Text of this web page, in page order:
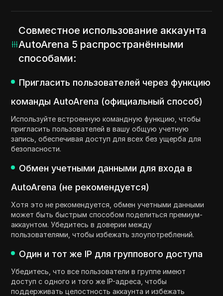
Совместное использование аккаунта
AutoArena 5 распространёнными
способами:
Пригласить пользователей через функцию
команды AutoArena (официальный способ)
Используйте встроенную командную функцию, чтобы
пригласить пользователей в вашу общую учетную
запись, обеспечивая доступ для всех без ущерба для
безопасности.
Обмен учетными данными для входа в
AutoArena (не рекомендуется)
Хотя это не рекомендуется, обмен учетными данными
может быть быстрым способом поделиться премиум-
аккаунтом. Убедитесь в доверии между
пользователями, чтобы избежать злоупотреблений.
Один и тот же IP для группового доступа
Убедитесь, что все пользователи в группе имеют
доступ с одного и того же IP-адреса, чтобы
поддерживать целостность аккаунта и избежать